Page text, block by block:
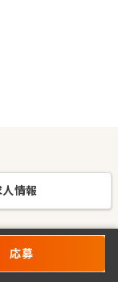
情報
応募